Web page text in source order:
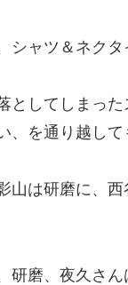
シャツ＆ネク
としてしまっ
、を通り越して
山は研磨に、
研磨、夜久さ